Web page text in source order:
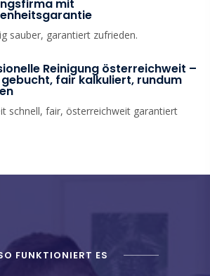
mit
sauber, garantiert zufrieden.
Reinigung österreichweit –
fair kalkuliert, rundum
schnell, fair, österreichweit garantiert
FUNKTIONIERT ES